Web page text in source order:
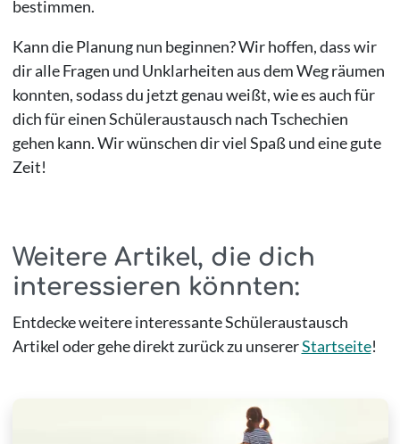
bestimmen.
Kann die Planung nun beginnen? Wir hoffen, dass wir
dir alle Fragen und Unklarheiten aus dem Weg räumen
konnten, sodass du jetzt genau weißt, wie es auch für
dich für einen Schüleraustausch nach Tschechien
gehen kann. Wir wünschen dir viel Spaß und eine gute
Zeit!
Weitere Artikel, die dich
interessieren könnten:
Entdecke weitere interessante Schüleraustausch
Artikel oder gehe direkt zurück zu unsererStartseite!